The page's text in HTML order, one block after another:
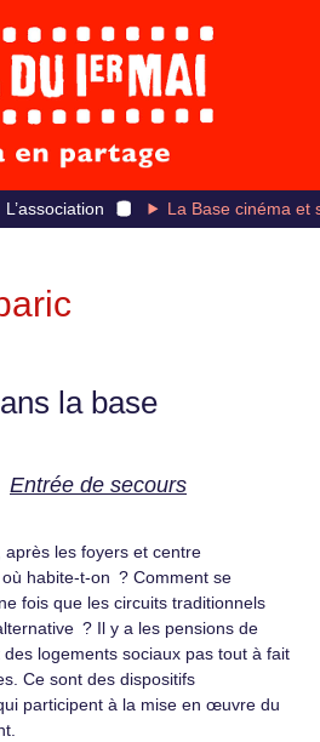
L’association La Base cinéma et
la base
Entrée de secours
après les foyers et centre
où habite-t-on ? Comment se
fois que les circuits traditionnels
? Il y a les pensions de
logements sociaux pas tout à fait
Ce sont des dispositifs
participent à la mise en œuvre du